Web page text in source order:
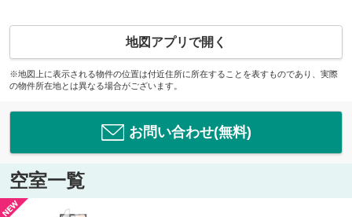
地図アプリで開く
※地図上に表示される物件の位置は付近住所に所在することを表すものであり、実際
の物件所在地とは異なる場合がございます。
お問い合わせ(無料)
空室一覧